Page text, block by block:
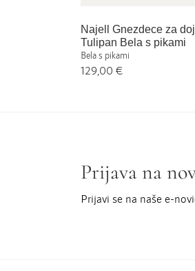
Najell Gnezdece za
Tulipan Bela s pikami
Bela s pikami
129,00 €
Prijava na
Prijavi se na naše e-